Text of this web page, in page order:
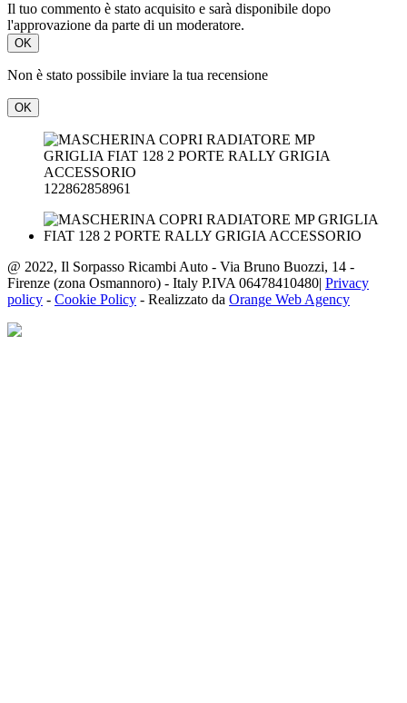
Il tuo commento è stato acquisito e sarà disponibile dopo
l'approvazione da parte di un moderatore.
OK
Non è stato possibile inviare la tua recensione
OK
122862858961
@ 2022, Il Sorpasso Ricambi Auto - Via Bruno Buozzi, 14 -
Firenze (zona Osmannoro) - Italy P.IVA 06478410480| Privacy
policy - Cookie Policy - Realizzato da Orange Web Agency